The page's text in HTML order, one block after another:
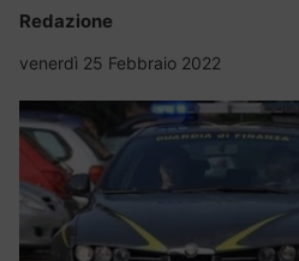
Redazione
venerdì 25 Febbraio 2022